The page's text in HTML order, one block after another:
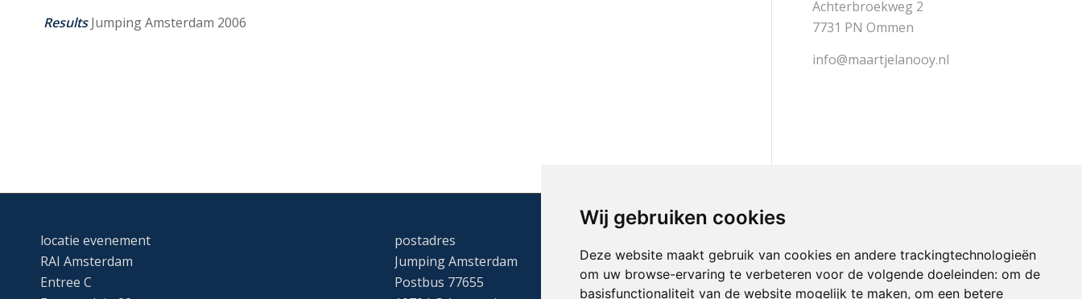
Wij gebruiken cookies
Deze website maakt gebruik van cookies en andere trackingtechnologieën
om uw browse-ervaring te verbeteren voor de volgende doeleinden: om de
basisfunctionaliteit van de website mogelijk te maken, om een betere
ResultsJumping Amsterdam 2006
Achterbroekweg 2
7731 PN Ommen
info@maartjelanooy.nl
locatie evenement
RAI Amsterdam
Entree C
postadres
Jumping Amsterdam
Postbus 77655